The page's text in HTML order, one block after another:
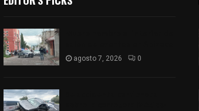
agosto 7, 2026 0